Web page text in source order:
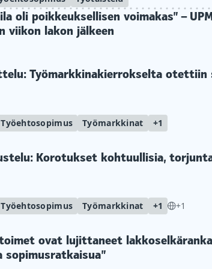
oli poikkeuksellisen voimakas” –
viikon lakon jälkeen
Työmarkkinakierrokselta otettiin
Työehtosopimus Työmarkkinat +1
Korotukset kohtuullisia,
Työehtosopimus Työmarkkinat +1 +1
ovat lujittaneet
sopimusratkaisua”